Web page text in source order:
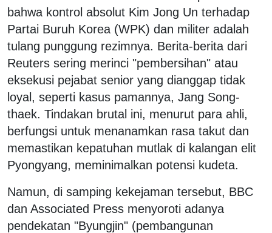
bahwa kontrol absolut Kim Jong Un terhadap
Partai Buruh Korea (WPK) dan militer adalah
tulang punggung rezimnya. Berita-berita dari
Reuters sering merinci "pembersihan" atau
eksekusi pejabat senior yang dianggap tidak
loyal, seperti kasus pamannya, Jang Song-
thaek. Tindakan brutal ini, menurut para ahli,
berfungsi untuk menanamkan rasa takut dan
memastikan kepatuhan mutlak di kalangan elit
Pyongyang, meminimalkan potensi kudeta.
Namun, di samping kekejaman tersebut, BBC
dan Associated Press menyoroti adanya
pendekatan "Byungjin" (pembangunan